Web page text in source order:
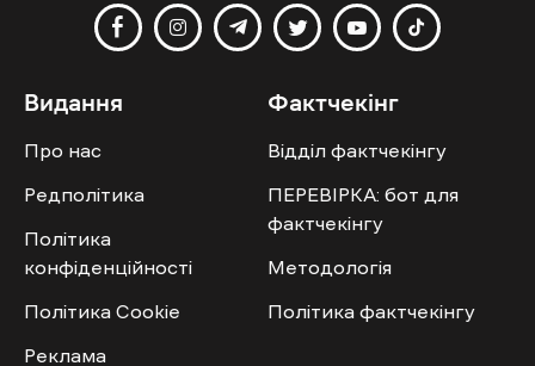
Видання
Про нас
Редполітика
Політика
конфіденційності
Політика Cookie
Реклама
Фактчекінг
Відділ фактчекінгу
ПЕРЕВІРКА: бот для
фактчекінгу
Методологія
Політика фактчекінгу